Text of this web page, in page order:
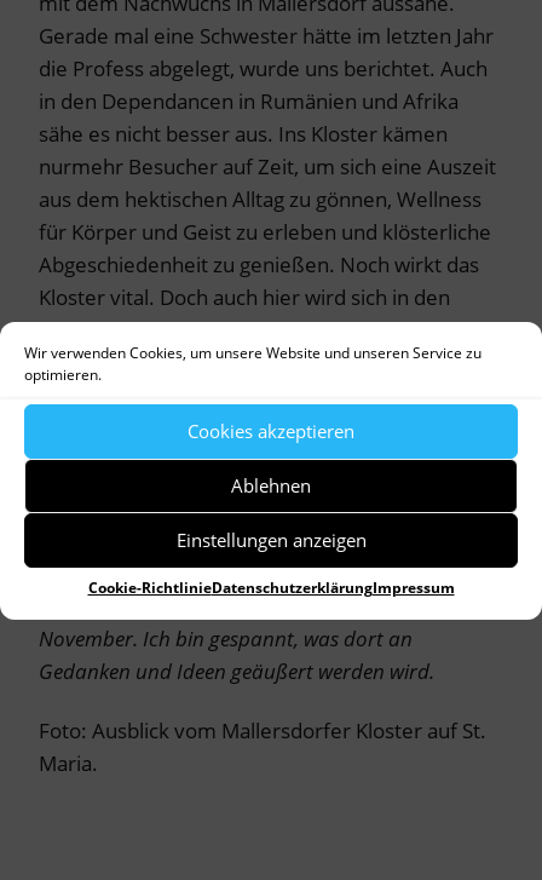
Wir verwenden Cookies, um unsere Website und unseren Service zu
optimieren.
Cookies akzeptieren
Ablehnen
Einstellungen anzeigen
Cookie-RichtlinieDatenschutzerklärungImpressum
Gerade mal eine Schwester hätte im letzten Jahr
die Profess abgelegt, wurde uns berichtet. Auch
in den Dependancen in Rumänien und Afrika
sähe es nicht besser aus. Ins Kloster kämen
nurmehr Besucher auf Zeit, um sich eine Auszeit
aus dem hektischen Alltag zu gönnen, Wellness
für Körper und Geist zu erleben und klösterliche
Abgeschiedenheit zu genießen. Noch wirkt das
Kloster vital. Doch auch hier wird sich in den
kommenden Jahren möglicherweise noch einiges
ändern.
Um die Zukunft von Klöstern und Kirchen geht es
auch bei einer Tagung des Landesamtes für
Denkmalpflege in Fürstenfeldbruck Anfang
November. Ich bin gespannt, was dort an
Gedanken und Ideen geäußert werden wird.
Foto: Ausblick vom Mallersdorfer Kloster auf St.
Maria.